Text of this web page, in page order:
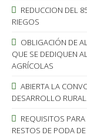
REDUCCION DEL
RIEGOS
OBLIGACIÓN DE
QUE SE DEDIQUEN
AGRÍCOLAS
ABIERTA LA
DESARROLLO
REQUISITOS PARA
RESTOS DE PODA